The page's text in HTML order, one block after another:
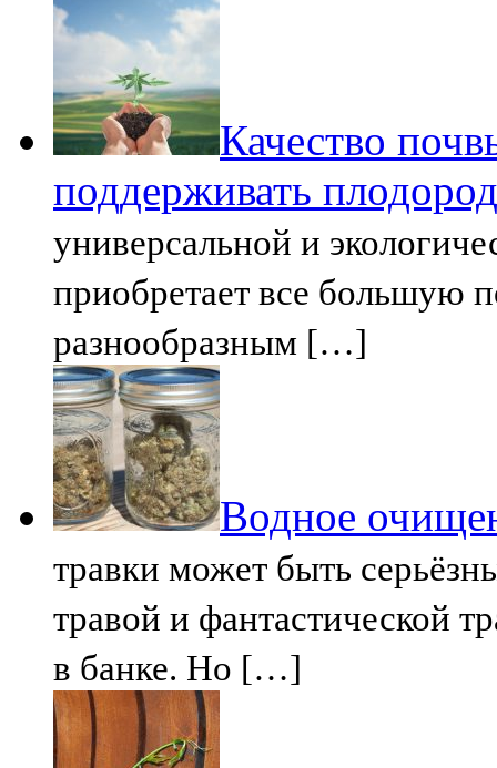
Качество
поддерживать
универсальной и
приобретает все большую
разнообразным […]
Водное
травки может быть
травой и фантастической
в банке. Но […]